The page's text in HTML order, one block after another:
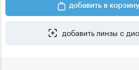
добавить в корзину
добавить линзы с